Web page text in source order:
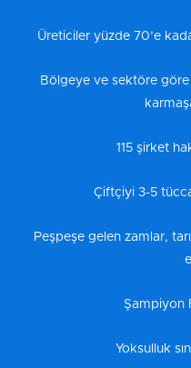
Üreticiler yüzde 70’e
Bölgeye ve sektöre göre
115 şirket
Çiftçiyi 3-5
Peşpeşe gelen zamlar,
Şampiyon
Yoksulluk